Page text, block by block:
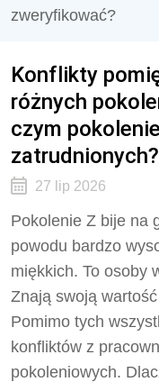
zweryfikować?
Konflikty
różnych
czym
zatrudnionych?
27 lip 2026
Pokolenie Z bije na
powodu bardzo
miękkich. To osoby
Znają swoją
Pomimo tych
konfliktów z
pokoleniowych.